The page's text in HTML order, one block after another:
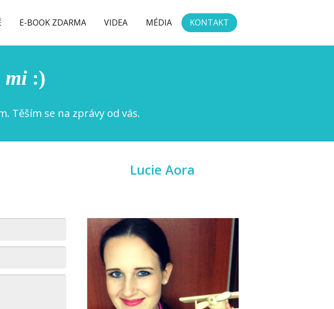
E-BOOK ZDARMA VIDEA MÉDIA KONTAKT
mi :)
Těším se na zprávy od vás.
Lucie Aora